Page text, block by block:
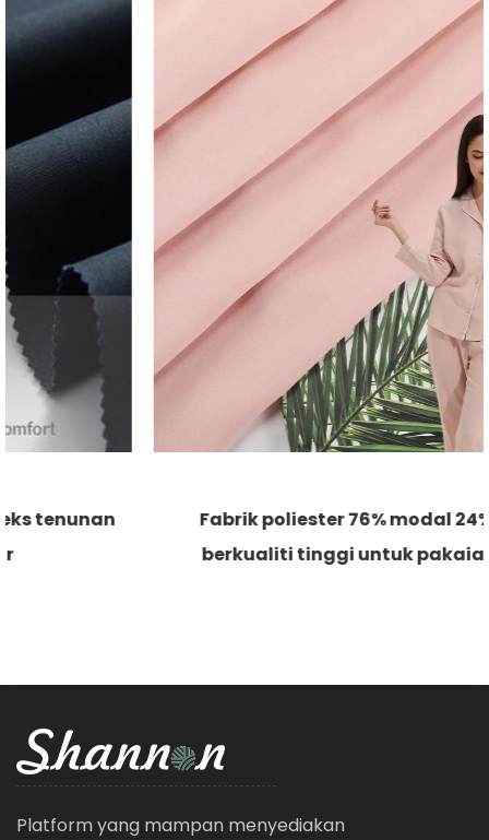
Fabrik poliester 76% modal 24% lembut
berkualiti tinggi untuk pakaian santai
Platform yang mampan menyediakan